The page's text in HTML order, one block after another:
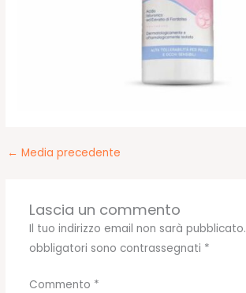
← Media precedente
Lascia un commento
Il tuo indirizzo email non sarà pubblicato.
obbligatori sono contrassegnati *
Commento *